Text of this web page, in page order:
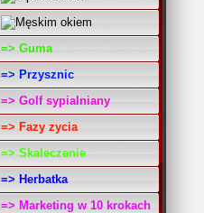
=> Guma
=> Przysznic
=> Golf sypialniany
=> Fazy zycia
=> Skaleczenie
=> Herbatka
=> Marketing w 10 krokach